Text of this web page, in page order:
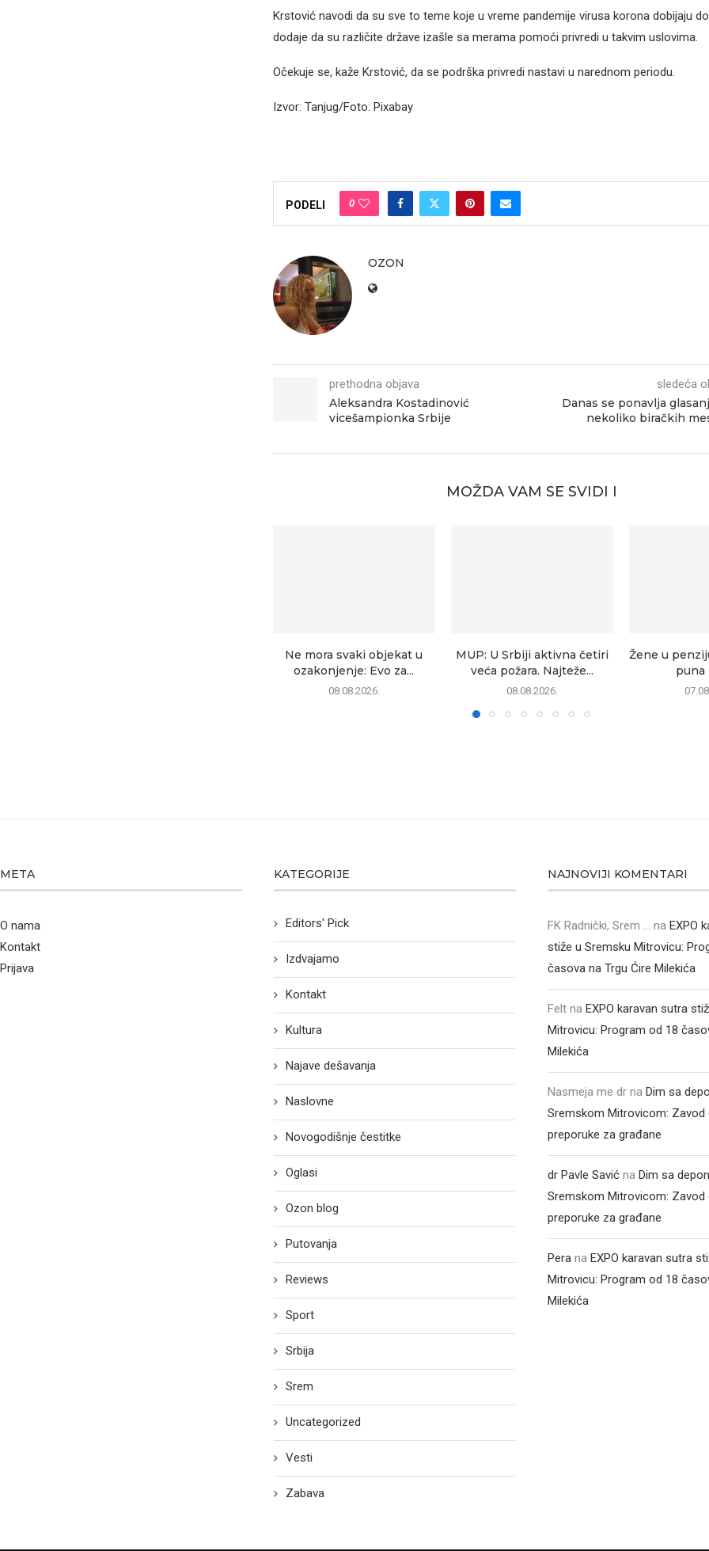
Krstović navodi da su sve to teme koje u vreme pandemije virusa korona dobijaju
dodaje da su različite države izašle sa merama pomoći privredi u takvim uslovima.
Očekuje se, kaže Krstović, da se podrška privredi nastavi u narednom periodu.
Izvor: Tanjug/Foto: Pixabay
PODELI 0
OZON
prethodna objava
Aleksandra Kostadinović
vicešampionka Srbije
sledeća
Danas se ponavlja
nekoliko biračkih
MOŽDA VAM SE SVIDI I
Ne mora svaki objekat u
ozakonjenje: Evo za...
08.08.2026.
MUP: U Srbiji aktivna četiri
veća požara. Najteže...
08.08.2026.
Žene u
puna
META
O nama
Kontakt
Prijava
KATEGORIJE
Editors' Pick
Izdvajamo
Kontakt
Kultura
Najave dešavanja
Naslovne
Novogodišnje čestitke
Oglasi
Ozon blog
Putovanja
Reviews
Sport
Srbija
Srem
Uncategorized
Vesti
Zabava
NAJNOVIJI KOMENTARI
FK Radnički, Srem ... na EXPO
stiže u Sremsku Mitrovicu:
časova na Trgu Ćire Milekića
Felt na EXPO karavan sutra
Mitrovicu: Program od 18
Milekića
Nasmeja me dr na Dim sa
Sremskom Mitrovicom: Zavod
preporuke za građane
dr Pavle Savić na Dim sa
Sremskom Mitrovicom: Zavod
preporuke za građane
Pera na EXPO karavan sutra
Mitrovicu: Program od 18
Milekića